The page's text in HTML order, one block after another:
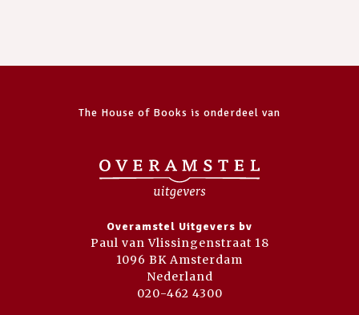
The House of Books is onderdeel van
Overamstel Uitgevers bv
Paul van Vlissingenstraat 18
1096 BK Amsterdam
Nederland
020-462 4300